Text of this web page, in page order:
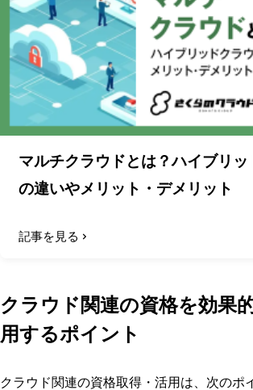
マルチクラウドとは？ハイブリッ
の違いやメリット・デメリット
記事を見る
クラウド関連の資格を効果
用するポイント
クラウド関連の資格取得・活用は、次のポ